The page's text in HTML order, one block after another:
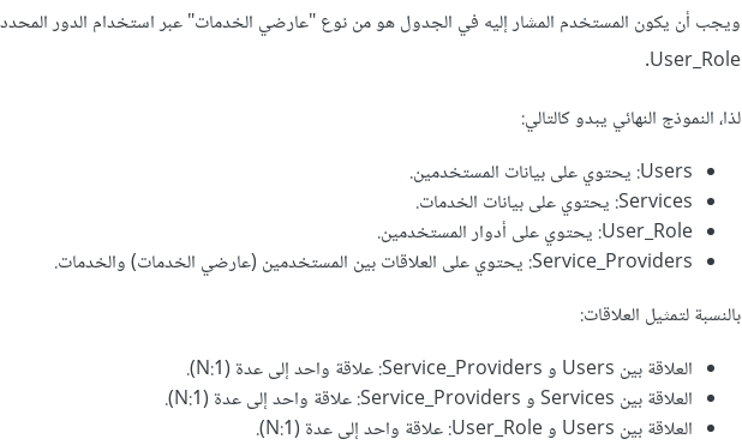
ويجب أن يكون المستخدم المشار إليه في الجدول هو من نوع "عارضي الخدمات" عبر استخدام الدور
User_Role.
لذا، النموذج النهائي يبدو كالتالي:
Users: يحتوي على بيانات المستخدمين.
Services: يحتوي على بيانات الخدمات.
User_Role: يحتوي على أدوار المستخدمين.
Service_Providers: يحتوي على العلاقات بين المستخدمين (عارضي الخدمات) والخدمات.
بالنسبة لتمثيل العلاقات:
العلاقة بين Users و Service_Providers: علاقة واحد إلى عدة (1:N).
العلاقة بين Services و Service_Providers: علاقة واحد إلى عدة (1:N).
العلاقة بين Users و User_Role: علاقة واحد إلى عدة (1:N).